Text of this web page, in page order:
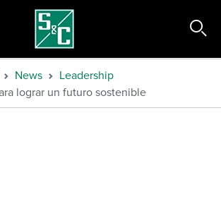
News
Leadership
lograr un futuro sostenible